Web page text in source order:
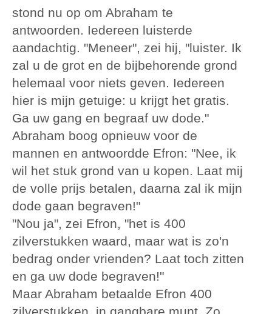
stond nu op om Abraham te
antwoorden. Iedereen luisterde
aandachtig. "Meneer", zei hij, "luister. Ik
zal u de grot en de bijbehorende grond
helemaal voor niets geven. Iedereen
hier is mijn getuige: u krijgt het gratis.
Ga uw gang en begraaf uw dode."
Abraham boog opnieuw voor de
mannen en antwoordde Efron: "Nee, ik
wil het stuk grond van u kopen. Laat mij
de volle prijs betalen, daarna zal ik mijn
dode gaan begraven!"
"Nou ja", zei Efron, "het is 400
zilverstukken waard, maar wat is zo'n
bedrag onder vrienden? Laat toch zitten
en ga uw dode begraven!"
Maar Abraham betaalde Efron 400
zilverstukken, in gangbare munt. Zo